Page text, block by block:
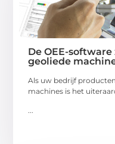
De OEE-
geoliede
Als uw bedrijf
machines is het
...